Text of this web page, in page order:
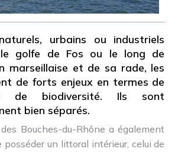
urbains ou industriels
golfe de Fos ou le long de
marseillaise et de sa rade, les
de forts enjeux en termes de
de biodiversité. Ils sont
bien séparés.
Bouches-du-Rhône a également
posséder un littoral intérieur, celui de